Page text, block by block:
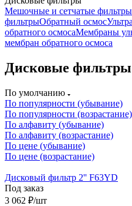
Мешочные и сетчатые фильтры
фильтрыОбратный осмос
обратного осмосаМембраны
мембран обратного осмоса
Дисковые фильтры
По умолчанию
По популярности (убывание)
По популярности (возрастание)
По алфавиту (убывание)
По алфавиту (возрастание)
По цене (убывание)
По цене (возрастание)
Дисковый фильтр 2'' F63YD
Под заказ
3 062 ₽/шт